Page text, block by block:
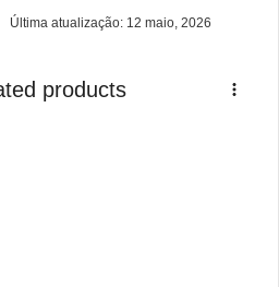
Última atualização: 12 maio, 2026